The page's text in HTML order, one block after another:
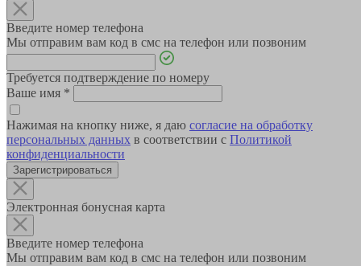
Введите номер телефона
Мы отправим вам код в смс на телефон или позвоним
Требуется подтверждение по номеру
Ваше имя *
Нажимая на кнопку ниже, я даю согласие на обработку
персональных данных в соответствии с Политикой
конфиденциальности
Зарегистрироваться
Электронная бонусная карта
Введите номер телефона
Мы отправим вам код в смс на телефон или позвоним